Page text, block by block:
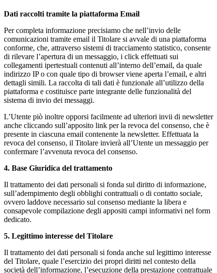
Dati raccolti tramite la piattaforma Email
Per completa informazione precisiamo che nell’invio delle
comunicazioni tramite email il Titolare si avvale di una piattaforma
conforme, che, attraverso sistemi di tracciamento statistico, consente
di rilevare l’apertura di un messaggio, i click effettuati sui
collegamenti ipertestuali contenuti all’interno dell’email, da quale
indirizzo IP o con quale tipo di browser viene aperta l’email, e altri
dettagli simili. La raccolta di tali dati è funzionale all’utilizzo della
piattaforma e costituisce parte integrante delle funzionalità del
sistema di invio dei messaggi.
L’Utente piò inoltre opporsi facilmente ad ulteriori invii di newsletter
anche cliccando sull’apposito link per la revoca del consenso, che è
presente in ciascuna email contenente la newsletter. Effettuata la
revoca del consenso, il Titolare invierà all’Utente un messaggio per
confermare l’avvenuta revoca del consenso.
4. Base Giuridica del trattamento
Il trattamento dei dati personali si fonda sul diritto di informazione,
sull’adempimento degli obblighi contrattuali o di contatto sociale,
ovvero laddove necessario sul consenso mediante la libera e
consapevole compilazione degli appositi campi informativi nel form
dedicato.
5. Legittimo interesse del Titolare
Il trattamento dei dati personali si fonda anche sul legittimo interesse
del Titolare, quale l’esercizio dei propri diritti nel contesto della
società dell’informazione, l’esecuzione della prestazione contrattuale